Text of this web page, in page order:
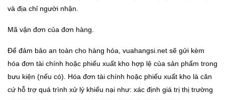
và địa chỉ người nhận.
Mã vận đơn của đơn hàng.
Để đảm bảo an toàn cho hàng hóa, vuahangsi.net sẽ gửi kèm
hóa đơn tài chính hoặc phiếu xuất kho hợp lệ của sản phẩm trong
bưu kiện (nếu có). Hóa đơn tài chính hoặc phiếu xuất kho là căn
cứ hỗ trợ quá trình xử lý khiếu nại như: xác định giá trị thị trường